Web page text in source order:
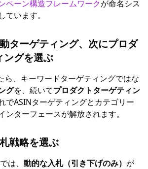
ペーン構造フレームワークが命名シス
います。
ターゲティング、次にプロダ
ングを選ぶ
ら、キーワードターゲティングではな
グを、続いてプロダクトターゲティン
でASINターゲティングとカテゴリー
ンターフェースが解放されます。
戦略を選ぶ
は、 動的な入札（引き下げのみ） が